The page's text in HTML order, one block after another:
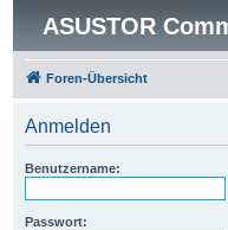
ASUSTOR
Foren-Übersicht
Anmelden
Benutzername:
Passwort: